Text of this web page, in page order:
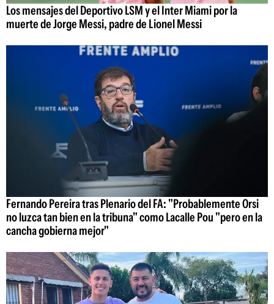
Los mensajes del Deportivo LSM y el Inter Miami por la
muerte de Jorge Messi, padre de Lionel Messi
Fernando Pereira tras Plenario del FA: "Probablemente Orsi
no luzca tan bien en la tribuna" como Lacalle Pou "pero en la
cancha gobierna mejor"